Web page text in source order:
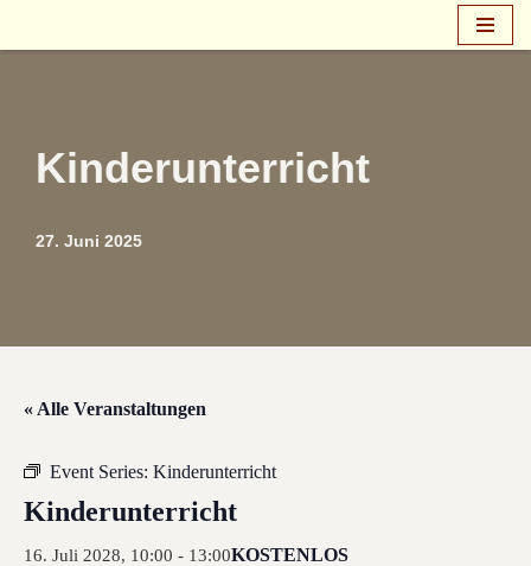
Kinderunterricht
27. Juni 2025
« Alle Veranstaltungen
Event Series: Kinderunterricht
Kinderunterricht
16. Juli 2028, 10:00 - 13:00KOSTENLOS